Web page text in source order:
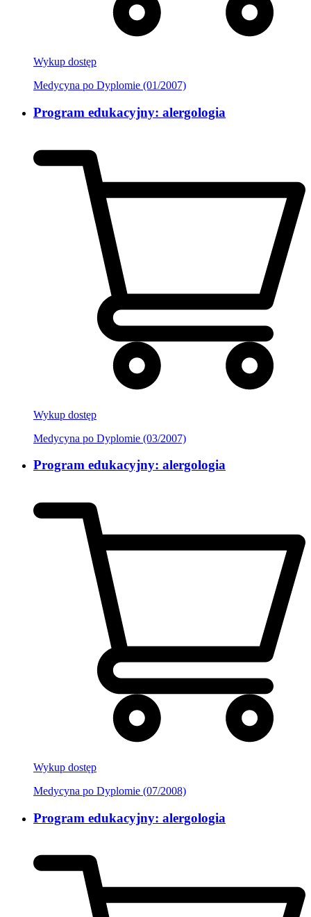
Wykup dostęp
Medycyna po Dyplomie (01/2007)
Program edukacyjny: alergologia
Wykup dostęp
Medycyna po Dyplomie (03/2007)
Program edukacyjny: alergologia
Wykup dostęp
Medycyna po Dyplomie (07/2008)
Program edukacyjny: alergologia